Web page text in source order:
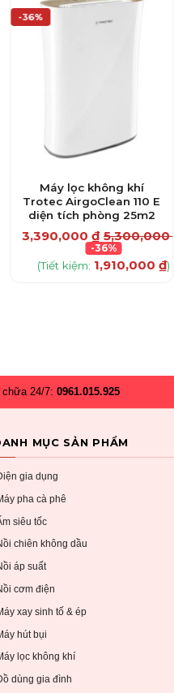
-36%
Máy lọc không khí
Trotec AirgoClean 110 E
diện tích phòng 25m2
3,390,000₫ 5,300,000
-36%
(Tiết kiệm: 1,910,000₫)
24/7: 0961.015.925
MỤC SẢN PHẨM
gia dụng
pha cà phê
siêu tốc
chiên không dầu
áp suất
cơm điện
xay sinh tố & ép
hút bụi
lọc không khí
dùng gia đình